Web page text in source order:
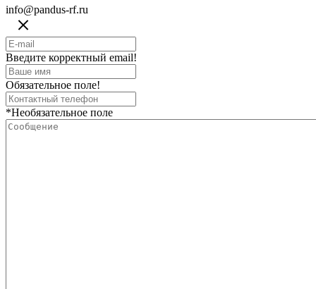
info@pandus-rf.ru
Введите корректный email!
Обязательное поле!
*Необязательное поле